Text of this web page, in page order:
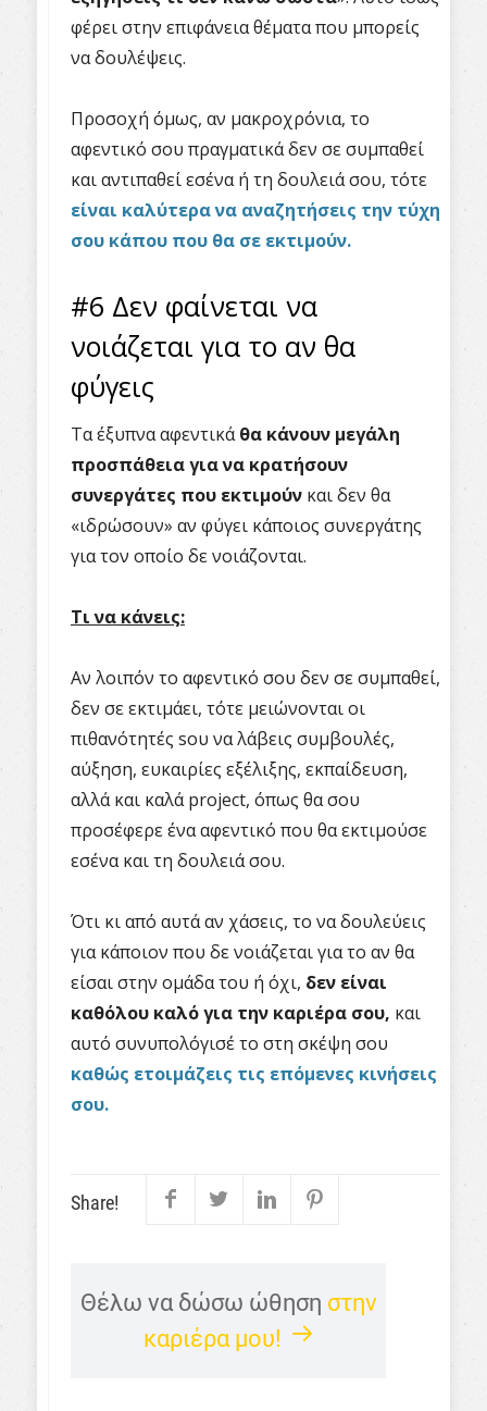
φέρει στην επιφάνεια θέματα που μπορείς
να δουλέψεις.
Προσοχή όμως, αν μακροχρόνια, το
αφεντικό σου πραγματικά δεν σε συμπαθεί
και αντιπαθεί εσένα ή τη δουλειά σου, τότε
είναι καλύτερα να αναζητήσεις την τύχη
σου κάπου που θα σε εκτιμούν.
#6 Δεν φαίνεται να
νοιάζεται για το αν θα
φύγεις
Τα έξυπνα αφεντικάθα κάνουν μεγάλη
προσπάθεια για να κρατήσουν
συνεργάτες που εκτιμούν και δεν θα
«ιδρώσουν» αν φύγει κάποιος συνεργάτης
για τον οποίο δε νοιάζονται.
Τι να κάνεις:
Αν λοιπόν το αφεντικό σου δεν σε συμπαθεί,
δεν σε εκτιμάει, τότε μειώνονται οι
πιθανότητές sου να λάβεις συμβουλές,
αύξηση, ευκαιρίες εξέλιξης, εκπαίδευση,
αλλά και καλά project, όπως θα σου
προσέφερε ένα αφεντικό που θα εκτιμούσε
εσένα και τη δουλειά σου.
Ότι κι από αυτά αν χάσεις, το να δουλεύεις
για κάποιον που δε νοιάζεται για το αν θα
είσαι στην ομάδα του ή όχι, δεν είναι
καθόλου καλό για την καριέρα σου, και
αυτό συνυπολόγισέ το στη σκέψη σου
καθώς ετοιμάζεις τις επόμενες κινήσεις
σου.
Share!
Θέλω να δώσω ώθηση στην
καριέρα μου!